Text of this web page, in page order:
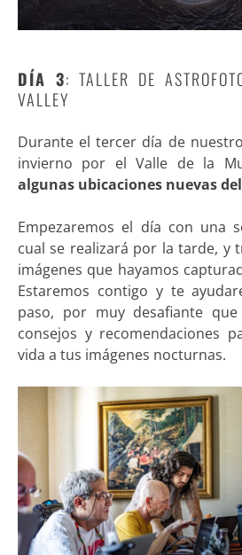
DÍA 3: TALLER DE
VALLEY
Durante el tercer día de
invierno por el Valle de la
algunas ubicaciones nuevas
Empezaremos el día con una
cual se realizará por la tarde, y
imágenes que hayamos
Estaremos contigo y te
paso, por muy desafiante
consejos y recomendaciones
vida a tus imágenes nocturnas.